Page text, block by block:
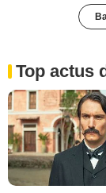
Top actus